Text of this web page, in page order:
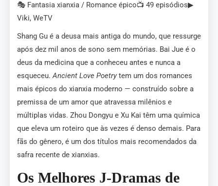
🎭 Fantasia xianxia / Romance épico📺 49 episódios▶
Viki, WeTV
Shang Gu é a deusa mais antiga do mundo, que ressurge
após dez mil anos de sono sem memórias. Bai Jue é o
deus da medicina que a conheceu antes e nunca a
esqueceu.Ancient Love Poetrytem um dos romances
mais épicos do xianxia moderno — construído sobre a
premissa de um amor que atravessa milênios e
múltiplas vidas. Zhou Dongyu e Xu Kai têm uma química
que eleva um roteiro que às vezes é denso demais. Para
fãs do gênero, é um dos títulos mais recomendados da
safra recente de xianxias.
Os Melhores J-Dramas de